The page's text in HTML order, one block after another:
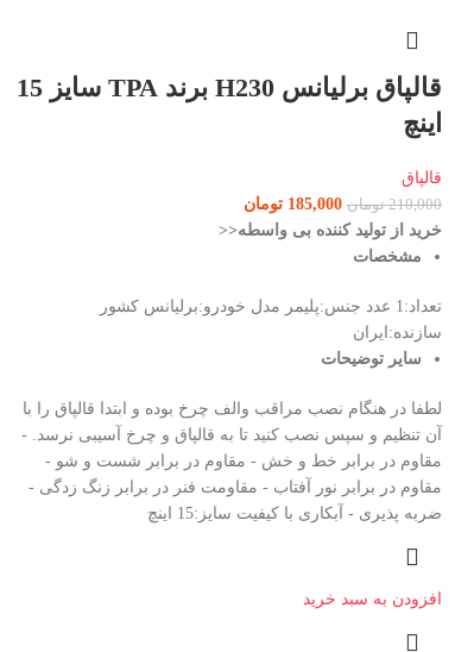
قالپاق برلیانس H230 برند TPA سایز 15
اینچ
قالپاق
210,000 تومان 185,000 تومان
خرید از تولید کننده بی واسطه<<
مشخصات
تعداد:1 عدد جنس:پلیمر مدل خودرو:برلیانس کشور
سازنده:ایران
سایر توضیحات
لطفا در هنگام نصب مراقب والف چرخ بوده و ابتدا قالپاق را با
آن تنظیم و سپس نصب کنید تا به قالپاق و چرخ آسیبی نرسد. -
مقاوم در برابر خط و خش - مقاوم در برابر شست و شو -
مقاوم در برابر نور آفتاب - مقاومت فنر در برابر زنگ زدگی -
ضربه پذیری - آبکاری با کیفیت سایز:15 اینچ
افزودن به سبد خرید